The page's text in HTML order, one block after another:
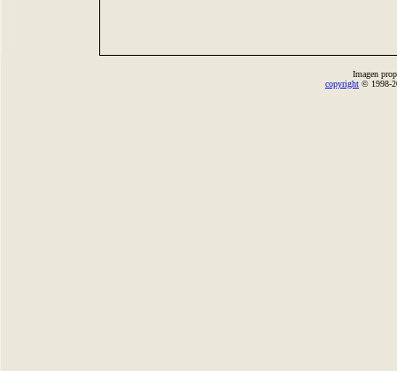
Imagen
copyright © 1998-